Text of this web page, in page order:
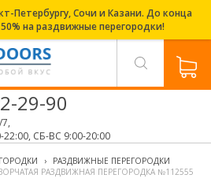
Петербургу, Сочи и Казани. До конца
на раздвижные перегородки!
29-90
СБ-ВС 9:00-20:00
›
РАЗДВИЖНЫЕ ПЕРЕГОРОДКИ
РАЗДВИЖНАЯ ПЕРЕГОРОДКА №112555